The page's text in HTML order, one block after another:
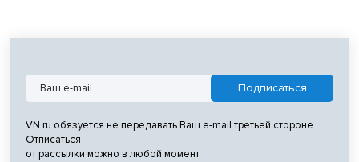
VN.ru обязуется не передавать Ваш e-mail третьей стороне.
Отписаться
от рассылки можно в любой момент